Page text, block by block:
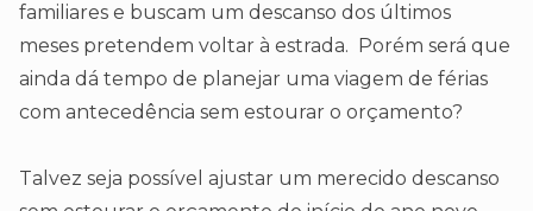
familiares e buscam um descanso dos últimos
meses pretendem voltar à estrada. Porém será que
ainda dá tempo de planejar uma viagem de férias
com antecedência sem estourar o orçamento?
Talvez seja possível ajustar um merecido descanso